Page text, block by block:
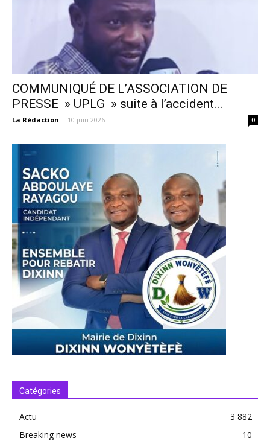
COMMUNIQUÉ DE L’ASSOCIATION DE
PRESSE » UPLG » suite à l’accident...
La Rédaction - 10 juin 2026 0
Catégories
Actu
3 882
Breaking news
10